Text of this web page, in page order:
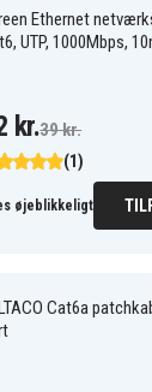
Ethernet
UTP, 1000Mbps,
(1)
kr.39 kr.
øjeblikkeligt
Cat6a